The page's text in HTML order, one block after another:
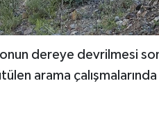
dereye devrilmesi
arama çalışmalarında